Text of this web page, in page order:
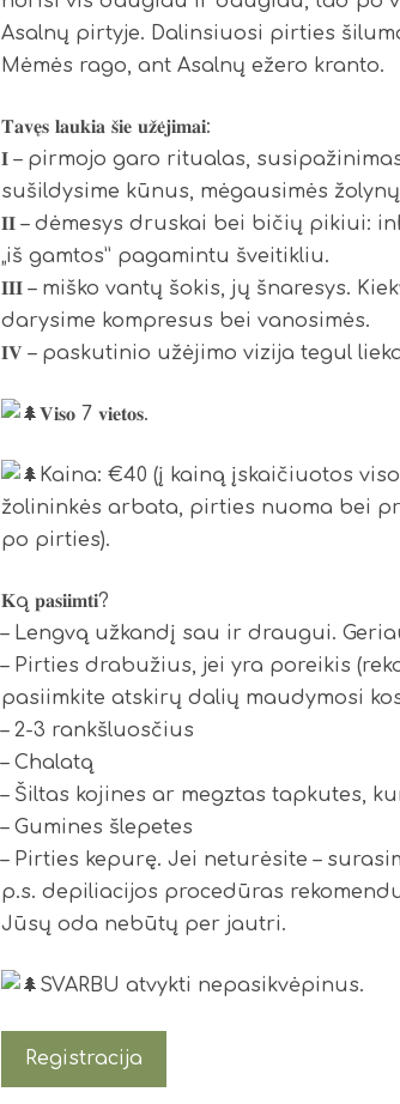
Asalnų pirtyje. Dalinsiuosi pirties
Mėmės rago, ant Asalnų ežero kranto.
𝐓𝐚𝐯𝐞̨𝐬 𝐥𝐚𝐮𝐤𝐢𝐚 𝐬̌𝐢𝐞 𝐮𝐳̌𝐞̇𝐣𝐢𝐦𝐚𝐢:
𝐈 – pirmojo garo ritualas,
sušildysime kūnus, mėgausimės
𝐈𝐈 – dėmesys druskai bei bičių pikiui:
„iš gamtos” pagamintu šveitikliu.
𝐈𝐈𝐈 – miško vantų šokis, jų šnaresys.
darysime kompresus bei vanosimės.
𝐈𝐕 – paskutinio užėjimo vizija tegul
𝐕𝐢𝐬𝐨 7 𝐯𝐢𝐞𝐭𝐨𝐬.
Kaina: €40 (į kainą įskaičiuotos
žolininkės arbata, pirties nuoma bei
po pirties).
𝐊ą 𝐩𝐚𝐬𝐢𝐢𝐦𝐭𝐢?
– Lengvą užkandį sau ir draugui.
– Pirties drabužius, jei yra poreikis
pasiimkite atskirų dalių maudymosi
– 2-3 rankšluosčius
– Chalatą
– Šiltas kojines ar megztas tapkutes,
– Gumines šlepetes
– Pirties kepurę. Jei neturėsite –
p.s. depiliacijos procedūras
Jūsų oda nebūtų per jautri.
SVARBU atvykti nepasikvėpinus.
Registracija